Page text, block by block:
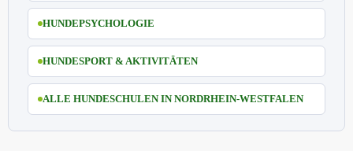
HUNDEPSYCHOLOGIE
HUNDESPORT & AKTIVITÄTEN
ALLE HUNDESCHULEN IN NORDRHEIN-WESTFALEN